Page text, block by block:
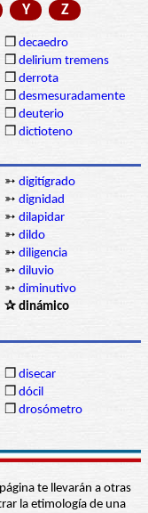
Y Z
❒ decaedro
❒ delirium tremens
❒ derrota
❒ desmesuradamente
❒ deuterio
❒ dictioteno
➳ digitígrado
➳ dignidad
➳ dilapidar
➳ dildo
➳ diligencia
➳ diluvio
➳ diminutivo
✰ dinámico
❒ disecar
❒ dócil
❒ drosómetro
te llevarán a otras
la etimología de una